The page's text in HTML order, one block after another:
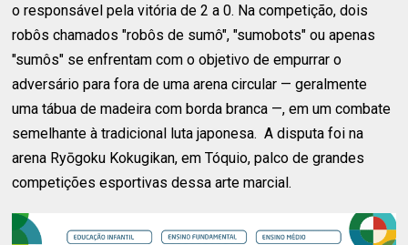
o responsável pela vitória de 2 a 0. Na competição, dois
robôs chamados "robôs de sumô", "sumobots" ou apenas
"sumôs" se enfrentam com o objetivo de empurrar o
adversário para fora de uma arena circular — geralmente
uma tábua de madeira com borda branca —, em um combate
semelhante à tradicional luta japonesa. A disputa foi na
arena Ryōgoku Kokugikan, em Tóquio, palco de grandes
competições esportivas dessa arte marcial.